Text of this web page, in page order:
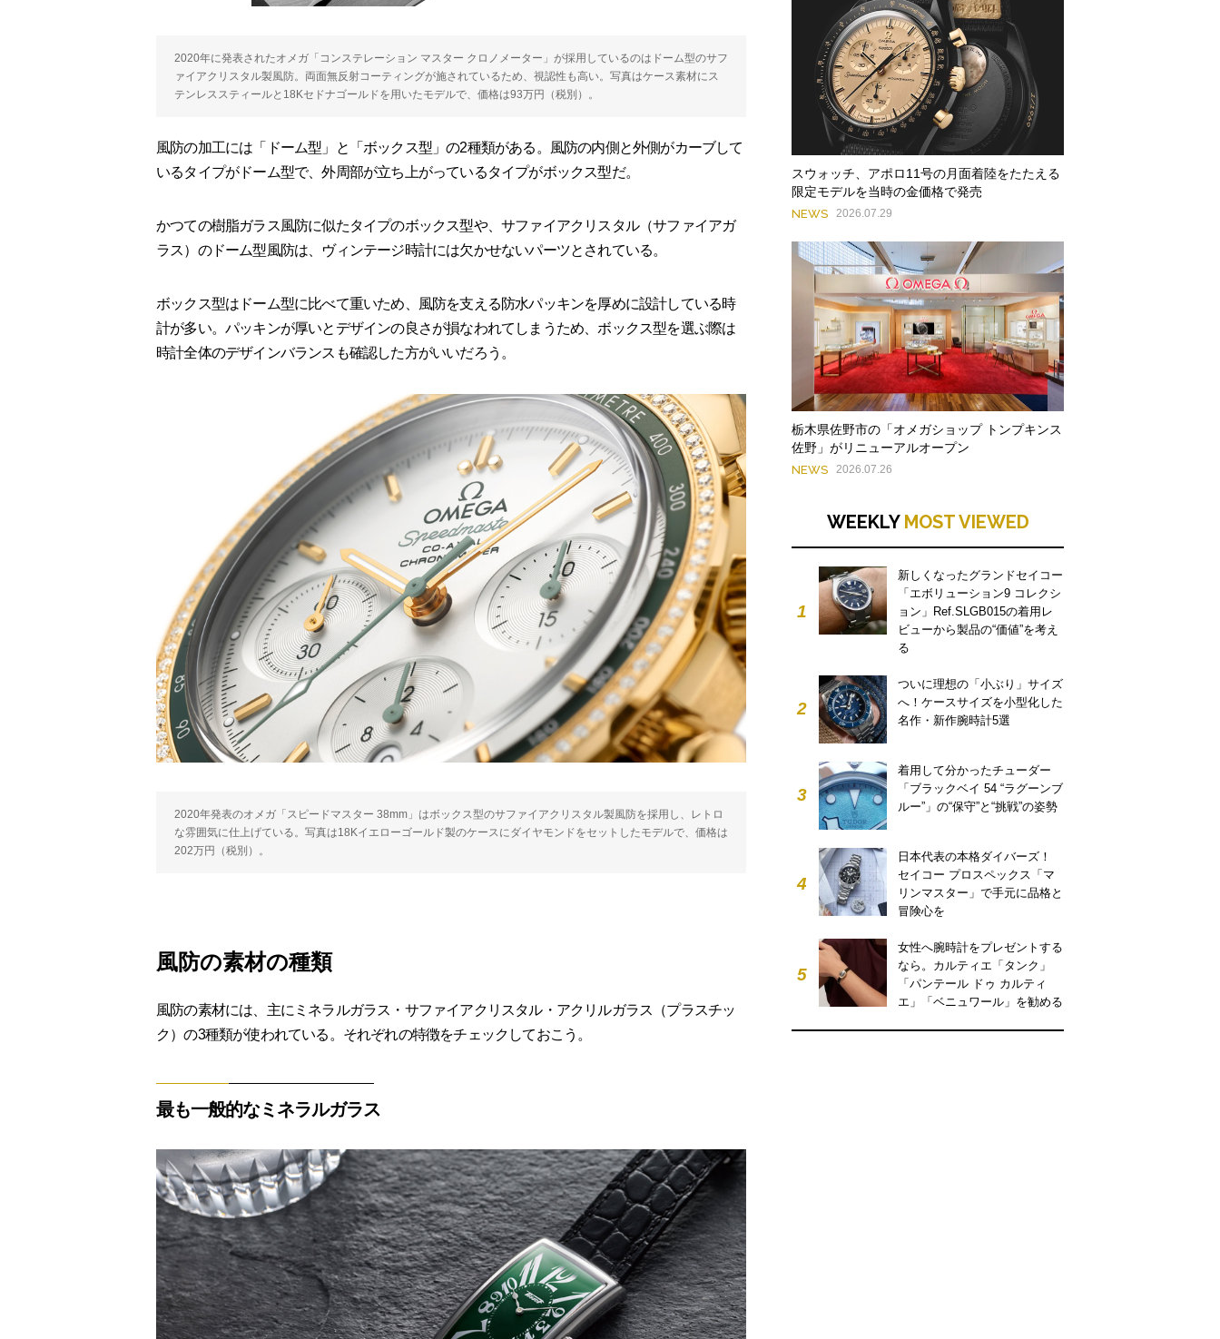
2020年に発表されたオメガ「コンステレーション マスター クロノメーター」が採用しているのはドーム型のサフ
ァイアクリスタル製風防。両面無反射コーティングが施されているため、視認性も高い。写真はケース素材にス
テンレススティールと18Kセドナゴールドを用いたモデルで、価格は93万円（税別）。
風防の加工には「ドーム型」と「ボックス型」の2種類がある。風防の内側と外側がカーブして
いるタイプがドーム型で、外周部が立ち上がっているタイプがボックス型だ。
かつての樹脂ガラス風防に似たタイプのボックス型や、サファイアクリスタル（サファイアガ
ラス）のドーム型風防は、ヴィンテージ時計には欠かせないパーツとされている。
ボックス型はドーム型に比べて重いため、風防を支える防水パッキンを厚めに設計している時
計が多い。パッキンが厚いとデザインの良さが損なわれてしまうため、ボックス型を選ぶ際は
時計全体のデザインバランスも確認した方がいいだろう。
2020年発表のオメガ「スピードマスター 38mm」はボックス型のサファイアクリスタル製風防を採用し、レトロ
な雰囲気に仕上げている。写真は18Kイエローゴールド製のケースにダイヤモンドをセットしたモデルで、価格は
202万円（税別）。
風防の素材の種類
風防の素材には、主にミネラルガラス・サファイアクリスタル・アクリルガラス（プラスチッ
ク）の3種類が使われている。それぞれの特徴をチェックしておこう。
最も一般的なミネラルガラス
スウォッチ、アポロ11号の月面着陸をたたえる
限定モデルを当時の金価格で発売
NEWS 2026.07.29
栃木県佐野市の「オメガショップ トンプキンス
佐野」がリニューアルオープン
NEWS 2026.07.26
WEEKLY MOST VIEWED
1
新しくなったグランドセイコー
「エボリューション9 コレクシ
ョン」Ref.SLGB015の着用レ
ビューから製品の“価値”を考え
る
2
ついに理想の「小ぶり」サイズ
へ！ケースサイズを小型化した
名作・新作腕時計5選
3
着用して分かったチューダー
「ブラックベイ 54 “ラグーンブ
ルー”」の“保守”と“挑戦”の姿勢
4
日本代表の本格ダイバーズ！
セイコー プロスペックス「マ
リンマスター」で手元に品格と
冒険心を
5
女性へ腕時計をプレゼントする
なら。カルティエ「タンク」
「パンテール ドゥ カルティ
エ」「ベニュワール」を勧める